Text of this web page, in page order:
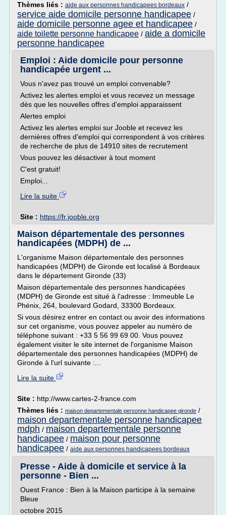
Thèmes liés : aide aux personnes handicapees bordeaux /
service aide domicile personne handicapee /
aide domicile personne agee et handicapee /
aide toilette personne handicapee / aide a domicile
personne handicapee
Emploi : Aide domicile pour personne
handicapée urgent ...
Vous n'avez pas trouvé un emploi convenable?
Activez les alertes emploi et vous recevez un message
dès que les nouvelles offres d'emploi apparaissent
Alertes emploi
Activez les alertes emploi sur Jooble et recevez les
dernières offres d'emploi qui correspondent à vos critères
de recherche de plus de 14910 sites de recrutement
Vous pouvez les désactiver à tout moment
C'est gratuit!
Emploi...
Lire la suite
Site : https://fr.jooble.org
Maison départementale des personnes
handicapées (MDPH) de ...
L'organisme Maison départementale des personnes
handicapées (MDPH) de Gironde est localisé à Bordeaux
dans le département Gironde (33)
Maison départementale des personnes handicapées
(MDPH) de Gironde est situé à l'adresse : Immeuble Le
Phénix, 264, boulevard Godard, 33300 Bordeaux.
Si vous désirez entrer en contact ou avoir des informations
sur cet organisme, vous pouvez appeler au numéro de
téléphone suivant : +33 5 56 99 69 00. Vous pouvez
également visiter le site internet de l'organisme Maison
départementale des personnes handicapées (MDPH) de
Gironde à l'url suivante :...
Lire la suite
Site : http://www.cartes-2-france.com
Thèmes liés : maison departementale personne handicapee gironde /
maison departementale personne handicapee
mdph / maison departementale personne
handicapee / maison pour personne
handicapee / aide aux personnes handicapees bordeaux
Presse - Aide à domicile et service à la
personne - Bien ...
Ouest France : Bien à la Maison participe à la semaine
Bleue
octobre 2015